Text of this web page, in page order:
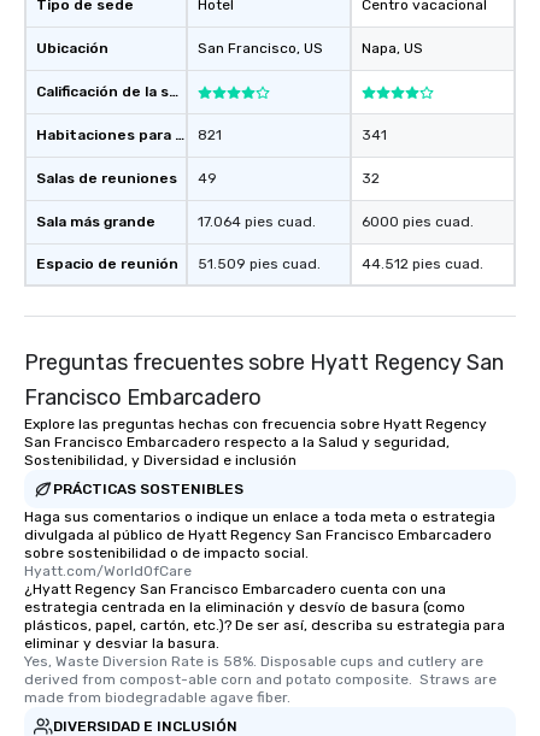
leave. Location, Location, Location
One of the best
convenient and
experience is
restaurants are within
members a chance to
networking
knowledgeable,
who leads the group
fascinating stories.
interactive
Different Types of
convenient outing,
and your guests
discovered otherwise
at a typical corporate
Tipo de sede
Ubicación
Calificación de la sede
Habitaciones para huéspedes
Salas de reuniones
Sala más grande
Espacio de reunión
Hotel
San Francisco, US
821
49
17.064 pies cuad.
51.509 pies cuad.
Centro vacacional
Napa, US
341
32
6000 pies cuad.
44.512 pies cuad.
Preguntas frecuentes sobre Hyatt Regency San
Francisco Embarcadero
Explore las preguntas hechas con frecuencia sobre Hyatt Regency
San Francisco Embarcadero respecto a la Salud y seguridad,
Sostenibilidad, y Diversidad e inclusión
PRÁCTICAS SOSTENIBLES
Haga sus comentarios o indique un enlace a toda meta o estrategia
divulgada al público de Hyatt Regency San Francisco Embarcadero
sobre sostenibilidad o de impacto social.
Hyatt.com/WorldOfCare
¿Hyatt Regency San Francisco Embarcadero cuenta con una
estrategia centrada en la eliminación y desvío de basura (como
plásticos, papel, cartón, etc.)? De ser así, describa su estrategia para
eliminar y desviar la basura.
Yes, Waste Diversion Rate is 58%. Disposable cups and cutlery are
derived from compost-able corn and potato composite.  Straws are
made from biodegradable agave fiber.
DIVERSIDAD E INCLUSIÓN